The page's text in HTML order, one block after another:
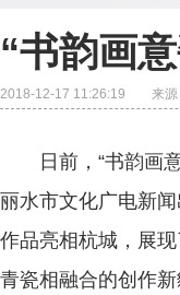
“书韵画
2018-12-17 11:26:19 来源
日前，“书韵画意
丽水市文化广电新
作品亮相杭城，展
青瓷相融合的创作新